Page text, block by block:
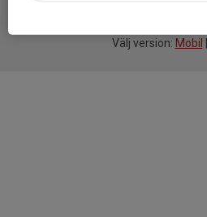
Välj version: Mobil